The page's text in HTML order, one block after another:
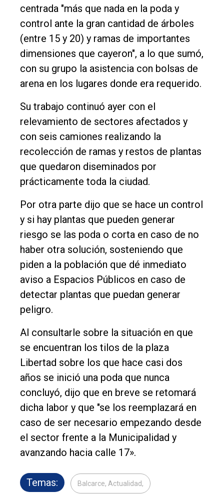
centrada "más que nada en la poda y
control ante la gran cantidad de árboles
(entre 15 y 20) y ramas de importantes
dimensiones que cayeron", a lo que sumó,
con su grupo la asistencia con bolsas de
arena en los lugares donde era requerido.
Su trabajo continuó ayer con el
relevamiento de sectores afectados y
con seis camiones realizando la
recolección de ramas y restos de plantas
que quedaron diseminados por
prácticamente toda la ciudad.
Por otra parte dijo que se hace un control
y si hay plantas que pueden generar
riesgo se las poda o corta en caso de no
haber otra solución, sosteniendo que
piden a la población que dé inmediato
aviso a Espacios Públicos en caso de
detectar plantas que puedan generar
peligro.
Al consultarle sobre la situación en que
se encuentran los tilos de la plaza
Libertad sobre los que hace casi dos
años se inició una poda que nunca
concluyó, dijo que en breve se retomará
dicha labor y que "se los reemplazará en
caso de ser necesario empezando desde
el sector frente a la Municipalidad y
avanzando hacia calle 17».
Temas: Balcarce, Actualidad,